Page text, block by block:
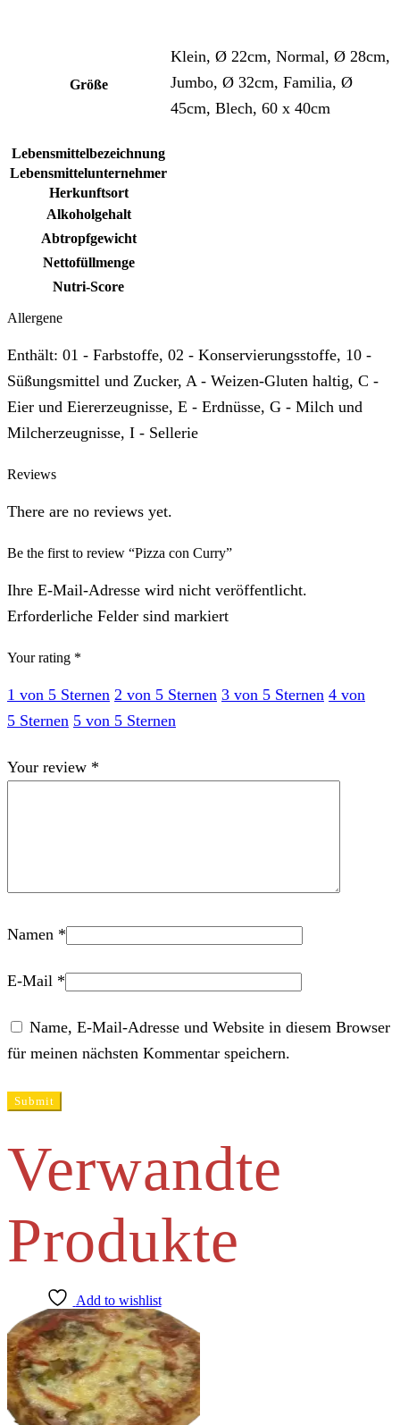
Größe
Klein, Ø 22cm, Normal, Ø 28cm,
Jumbo, Ø 32cm, Familia, Ø
45cm, Blech, 60 x 40cm
Lebensmittelbezeichnung
Lebensmittelunternehmer
Herkunftsort
Alkoholgehalt
Abtropfgewicht
Nettofüllmenge
Nutri-Score
Allergene
Enthält: 01 - Farbstoffe, 02 - Konservierungsstoffe, 10 -
Süßungsmittel und Zucker, A - Weizen-Gluten haltig, C -
Eier und Eiererzeugnisse, E - Erdnüsse, G - Milch und
Milcherzeugnisse, I - Sellerie
Reviews
There are no reviews yet.
Be the first to review “Pizza con Curry”
Ihre E-Mail-Adresse wird nicht veröffentlicht.
Erforderliche Felder sind markiert
Your rating *
1 von 5 Sternen 2 von 5 Sternen 3 von 5 Sternen 4 von
5 Sternen 5 von 5 Sternen
Your review *
Namen *
E-Mail *
Name, E-Mail-Adresse und Website in diesem Browser
für meinen nächsten Kommentar speichern.
Verwandte
Produkte
Add to wishlist